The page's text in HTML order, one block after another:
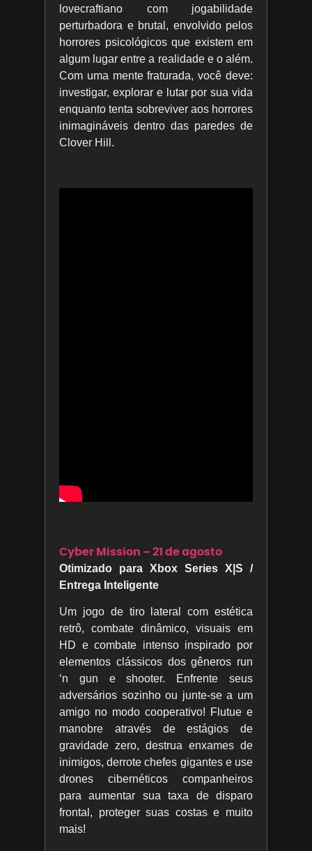
lovecraftiano com jogabilidade
perturbadora e brutal, envolvido pelos
horrores psicológicos que existem em
algum lugar entre a realidade e o além.
Com uma mente fraturada, você deve:
investigar, explorar e lutar por sua vida
enquanto tenta sobreviver aos horrores
inimagináveis dentro das paredes de
Clover Hill.
Cyber Mission – 21 de agosto
Otimizado para Xbox Series X|S /
Entrega Inteligente
Um jogo de tiro lateral com estética
retrô, combate dinâmico, visuais em
HD e combate intenso inspirado por
elementos clássicos dos gêneros run
‘n gun e shooter. Enfrente seus
adversários sozinho ou junte-se a um
amigo no modo cooperativo! Flutue e
manobre através de estágios de
gravidade zero, destrua enxames de
inimigos, derrote chefes gigantes e use
drones cibernéticos companheiros
para aumentar sua taxa de disparo
frontal, proteger suas costas e muito
mais!